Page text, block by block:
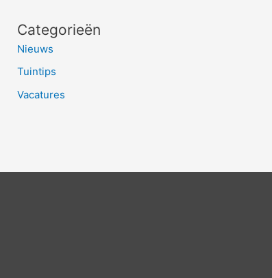
Categorieën
Nieuws
Tuintips
Vacatures